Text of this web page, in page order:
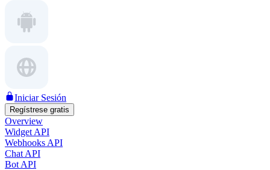
Iniciar Sesión
Regístrese gratis
Overview
Widget API
Webhooks API
Chat API
Bot API